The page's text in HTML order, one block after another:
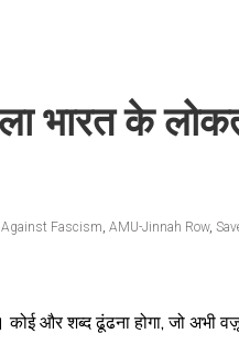
भारत के
Fascism, AMU-Jinnah Row,
और शब्द ढूंढना होगा, जो अभी